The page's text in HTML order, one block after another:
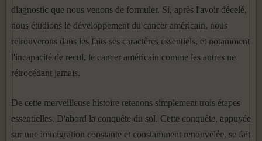
diagnostic que nous venons de formuler. Si, après l'avoir décelé,
nous étudions le développement du cancer américain, nous
retrouverons dans les faits ses caractères essentiels, et notamment
l'incapacité de recul, le cancer américain comme les autres ne
rétrocédant jamais.
De cette merveilleuse histoire retenons simplement trois étapes
es­sentielles. D'abord la conquête du sol. Cette conquête, appuyée
sur une immigration constante et constamment renouvelée, se fait